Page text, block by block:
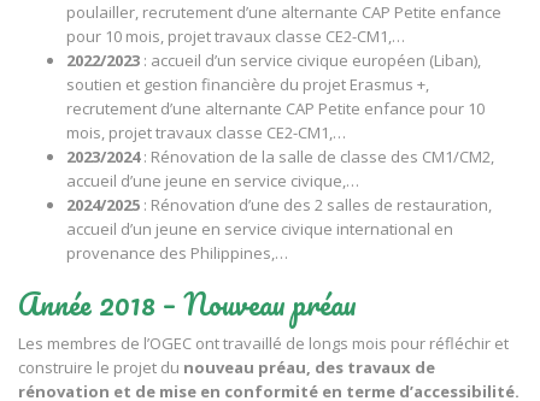
poulailler, recrutement d’une alternante CAP Petite enfance
pour 10 mois, projet travaux classe CE2-CM1,…
2022/2023 : accueil d’un service civique européen (Liban),
soutien et gestion financière du projet Erasmus +,
recrutement d’une alternante CAP Petite enfance pour 10
mois, projet travaux classe CE2-CM1,…
2023/2024: Rénovation de la salle de classe des CM1/CM2,
accueil d’une jeune en service civique,…
2024/2025 : Rénovation d’une des 2 salles de restauration,
accueil d’un jeune en service civique international en
provenance des Philippines,…
Année 2018 – Nouveau préau
Les membres de l’OGEC ont travaillé de longs mois pour réfléchir et
construire le projet du nouveau préau, des travaux de
rénovation et de mise en conformité en terme d’accessibilité.